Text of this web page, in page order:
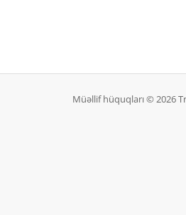
Müəllif hüquqları © 2026